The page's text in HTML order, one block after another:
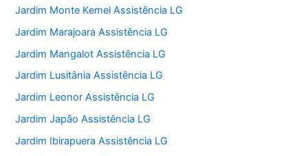
Jardim Monte Kemel Assistência LG
Jardim Marajoara Assistência LG
Jardim Mangalot Assistência LG
Jardim Lusitânia Assistência LG
Jardim Leonor Assistência LG
Jardim Japão Assistência LG
Jardim Ibirapuera Assistência LG